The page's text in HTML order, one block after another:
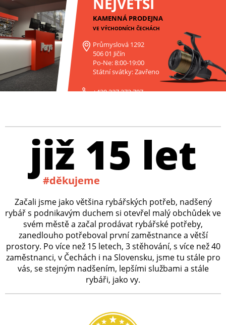
KAMENNÁ PRODEJNA
VE VÝCHODNÍCH ČECHÁCH
Průmyslová 1292
506 01 Jičín
Po-Ne: 8:00-19:00
Státní svátky: Zavřeno
+420 227 272 797
již 15 let
#děkujeme
Začali jsme jako většina rybářských potřeb, nadšený
rybář s podnikavým duchem si otevřel malý obchůdek ve
svém městě a začal prodávat rybářské potřeby,
zanedlouho potřeboval první zaměstnance a větší
prostory. Po více než 15 letech, 3 stěhování, s více než 40
zaměstnanci, v Čechách i na Slovensku, jsme tu stále pro
vás, se stejným nadšením, lepšími službami a stále
rybáři, jako vy.